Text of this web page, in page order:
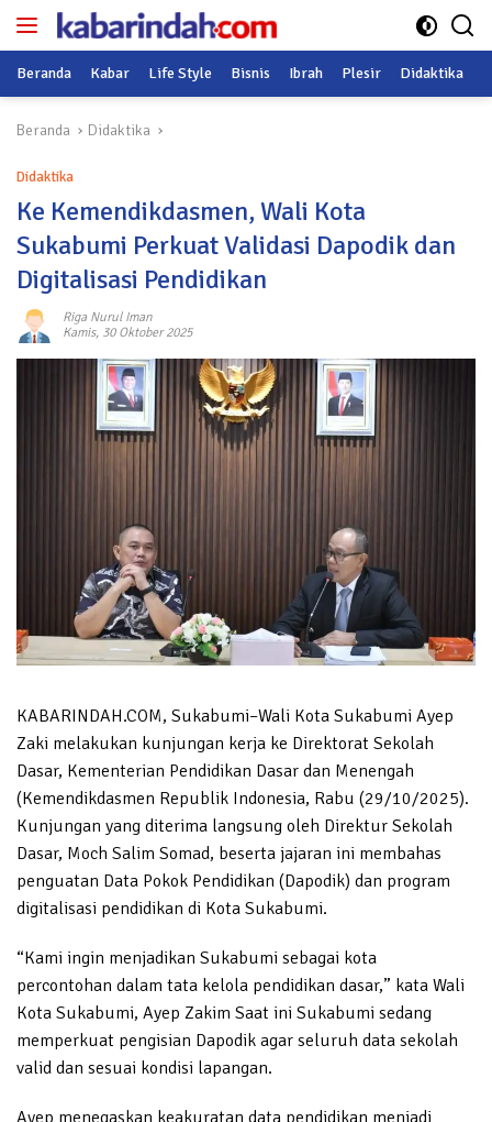
Langsung
Beranda Kabar Life Style Bisnis Ibrah Plesir Didaktika
Beranda Didaktika
Didaktika
Ke Kemendikdasmen, Wali Kota
Sukabumi Perkuat Validasi Dapodik dan
Digitalisasi Pendidikan
Riga Nurul Iman
Kamis, 30 Oktober 2025
KABARINDAH.COM, Sukabumi–Wali Kota Sukabumi Ayep
Zaki melakukan kunjungan kerja ke Direktorat Sekolah
Dasar, Kementerian Pendidikan Dasar dan Menengah
(Kemendikdasmen Republik Indonesia, Rabu (29/10/2025).
Kunjungan yang diterima langsung oleh Direktur Sekolah
Dasar, Moch Salim Somad, beserta jajaran ini membahas
penguatan Data Pokok Pendidikan (Dapodik) dan program
digitalisasi pendidikan di Kota Sukabumi.
“Kami ingin menjadikan Sukabumi sebagai kota
percontohan dalam tata kelola pendidikan dasar,” kata Wali
Kota Sukabumi, Ayep Zakim Saat ini Sukabumi sedang
memperkuat pengisian Dapodik agar seluruh data sekolah
valid dan sesuai kondisi lapangan.
Ayep menegaskan keakuratan data pendidikan menjadi